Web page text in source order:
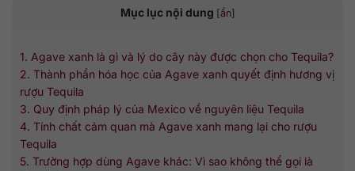
Mục lục nội dung [ẩn]
1. Agave xanh là gì và lý do cây này được chọn cho Tequila?
2. Thành phần hóa học của Agave xanh quyết định hương vị
rượu Tequila
3. Quy định pháp lý của Mexico về nguyên liệu Tequila
4. Tính chất cảm quan mà Agave xanh mang lại cho rượu
Tequila
5. Trường hợp dùng Agave khác: Vì sao không thể gọi là